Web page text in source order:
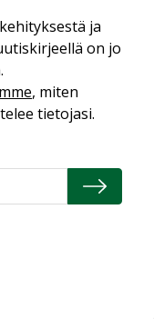
ja
on jo
, miten
tietojasi.